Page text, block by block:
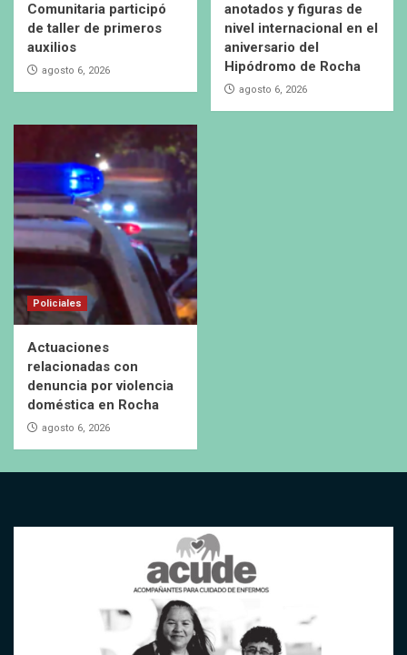
Comunitaria participó
de taller de primeros
auxilios
agosto 6, 2026
anotados y figuras de
nivel internacional en el
aniversario del
Hipódromo de Rocha
agosto 6, 2026
Policiales
Actuaciones
relacionadas con
denuncia por violencia
doméstica en Rocha
agosto 6, 2026